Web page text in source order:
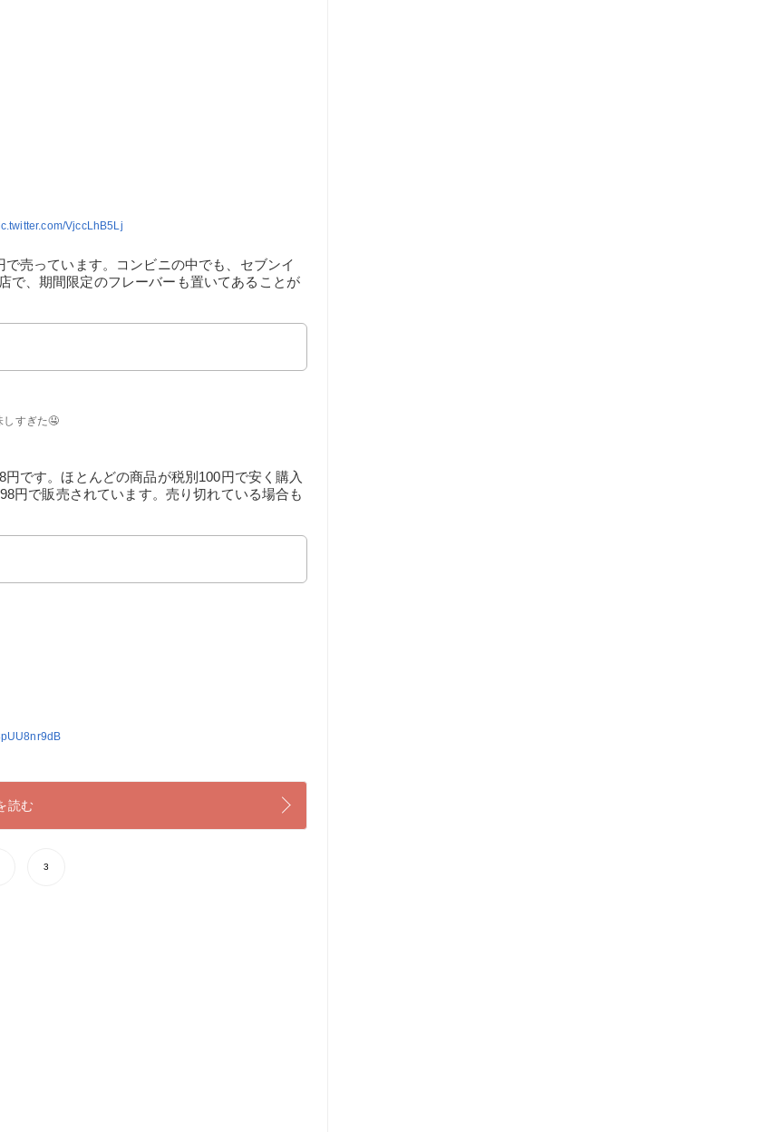
VjccLhB5Lj
売っています。コンビニの中でも、セブンイ
で、期間限定のフレーバーも置いてあることが
しすぎた🤤
です。ほとんどの商品が税別100円で安く購入
円で販売されています。売り切れている場合も
読む
3